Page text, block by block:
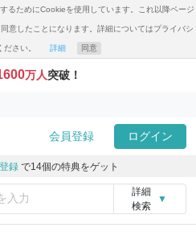
るためにCookieを使用しています。これ以降ページ
意したことになります。詳細についてはプライバシ
ださい。 詳細 同意
万人突破！
会員登録 ログイン
録 で14個の特典をゲット
詳細
検索
▼